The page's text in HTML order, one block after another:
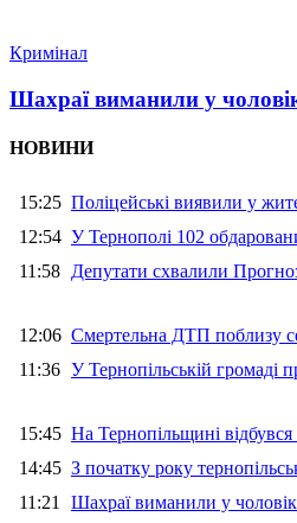
Кримінал
Шахраї виманили у
НОВИНИ
15:25 Поліцейські виявили у
12:54 У Тернополі 102
11:58 Депутати схвалили
12:06 Смертельна ДТП поблизу
11:36 У Тернопільській громаді
15:45 На Тернопільщині
14:45 З початку року
11:21 Шахраї виманили у